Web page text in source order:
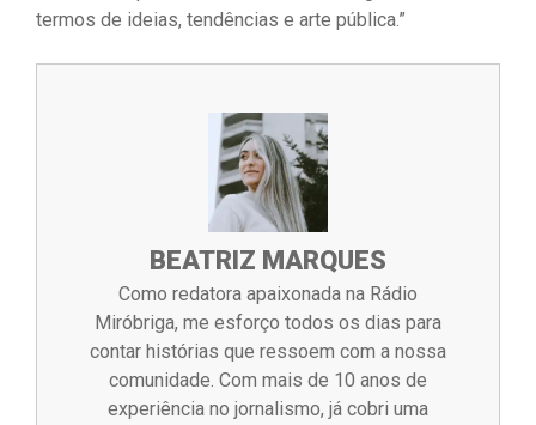
termos de ideias, tendências e arte pública.”
BEATRIZ MARQUES
Como redatora apaixonada na Rádio
Miróbriga, me esforço todos os dias para
contar histórias que ressoem com a nossa
comunidade. Com mais de 10 anos de
experiência no jornalismo, já cobri uma